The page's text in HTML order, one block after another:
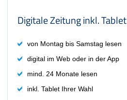
Digitale Zeitung inkl. Tablet
von Montag bis Samstag lesen
digital im Web oder in der App
mind. 24 Monate lesen
inkl. Tablet Ihrer Wahl